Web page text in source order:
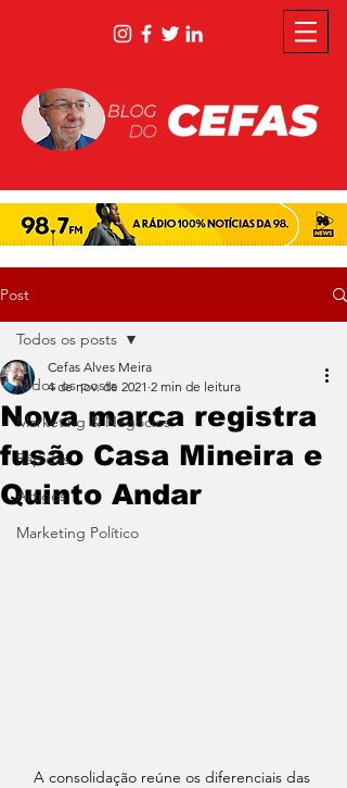
Post
Todos os posts
Marketing & Negócios
Rápidas
Artigos
Marketing Político
Todos os posts
Nova marca registra
fusão Casa Mineira e
Quinto Andar
Cefas Alves Meira
4 de nov. de 2021 2 min de leitura
A consolidação reúne os diferenciais das